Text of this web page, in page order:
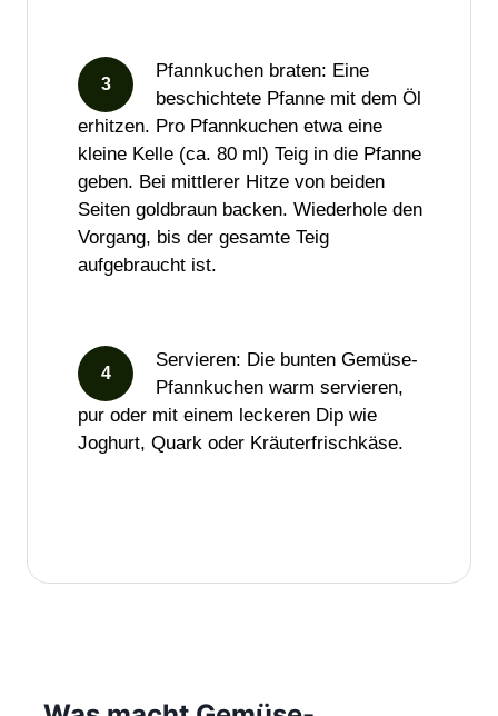
Pfannkuchen braten: Eine
beschichtete Pfanne mit dem Öl
erhitzen. Pro Pfannkuchen etwa eine
kleine Kelle (ca. 80 ml) Teig in die Pfanne
geben. Bei mittlerer Hitze von beiden
Seiten goldbraun backen. Wiederhole den
Vorgang, bis der gesamte Teig
aufgebraucht ist.
Servieren: Die bunten Gemüse-
Pfannkuchen warm servieren,
pur oder mit einem leckeren Dip wie
Joghurt, Quark oder Kräuterfrischkäse.